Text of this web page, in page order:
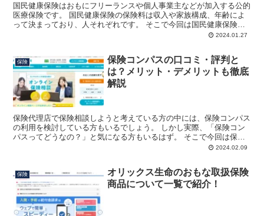
国民健康保険はおもにフリーランスや個人事業主などが加入する公的
医療保険です。 国民健康保険の保険料は収入や家族構成、年齢によ
って決まっており、人それぞれです。 そこで今回は国民健康保険の
保険料の仕組みや計算方法についてご紹介します。 国民健...2024.01.27
保険
保険コンパスの口コミ・評判と
は？メリット・デメリットも徹底
解説
保険代理店で保険相談しようと考えている方の中には、保険コンパス
の利用を検討している方もいるでしょう。 しかし実際、「保険コン
パスってどうなの？」と気になる方もいるはず。 そこで今回は保険
コンパスの口コミやメリット・デメリットについてご紹介し...2024.02.09
保険
オリックス生命のおもな取扱保険
商品について一覧で紹介！